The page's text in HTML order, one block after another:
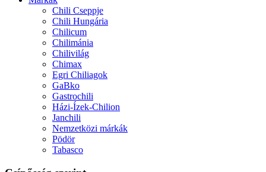
Chili Cseppje
Chili Hungária
Chilicum
Chilimánia
Chilivilág
Chimax
Egri Chiliagok
GaBko
Gastrochili
Házi-Ízek-Chilion
Janchili
Nemzetközi márkák
Pödör
Tabasco